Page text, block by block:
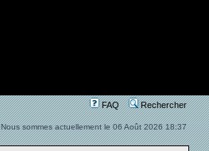
FAQ Rechercher
Nous sommes actuellement le 06 Août 2026 18:37